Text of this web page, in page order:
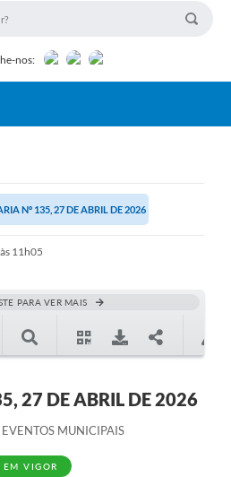
nos:
Nº 135, 27 DE ABRIL DE 2026
11h05
PARA VER MAIS
27 DE ABRIL DE 2026
EVENTOS MUNICIPAIS
EM VIGOR